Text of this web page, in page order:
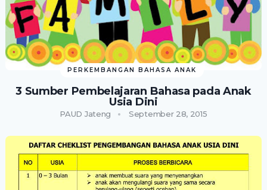
PERKEMBANGAN BAHASA ANAK
3 Sumber Pembelajaran Bahasa pada Anak
Usia Dini
PAUD Jateng September 28, 2015